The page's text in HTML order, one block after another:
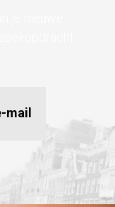
mail